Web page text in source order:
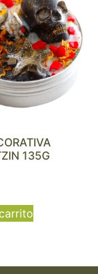
135G